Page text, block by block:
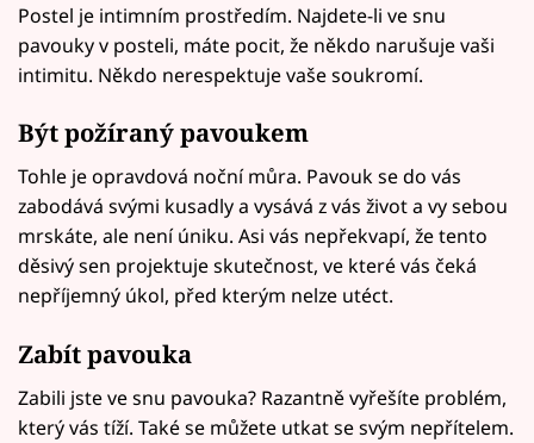
Postel je intimním prostředím. Najdete-li ve snu
pavouky v posteli, máte pocit, že někdo narušuje vaši
intimitu. Někdo nerespektuje vaše soukromí.
Být požíraný pavoukem
Tohle je opravdová noční můra. Pavouk se do vás
zabodává svými kusadly a vysává z vás život a vy sebou
mrskáte, ale není úniku. Asi vás nepřekvapí, že tento
děsivý sen projektuje skutečnost, ve které vás čeká
nepříjemný úkol, před kterým nelze utéct.
Zabít pavouka
Zabili jste ve snu pavouka? Razantně vyřešíte problém,
který vás tíží. Také se můžete utkat se svým nepřítelem.